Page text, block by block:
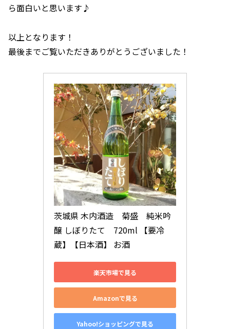
ら面白いと思います♪
以上となります！
最後までご覧いただきありがとうございました！
茨城県 木内酒造　菊盛　純米吟
醸 しぼりたて　720ml 【要冷
蔵】【日本酒】 お酒
楽天市場で見る
Amazonで見る
Yahoo!ショッピングで見る